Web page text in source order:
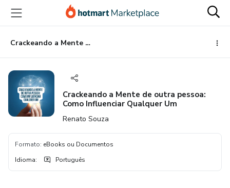
para
conteúdo
principal
para
pagamento
para
rodapé
Crackeando a Mente de outra pessoa: Como Influenciar Qualquer Um
Crackeando a Mente de outra pessoa:
Como Influenciar Qualquer Um
Renato Souza
Formato: eBooks ou Documentos
Idioma: Português